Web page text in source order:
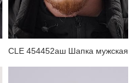
CLE 454452аш Шапка мужская